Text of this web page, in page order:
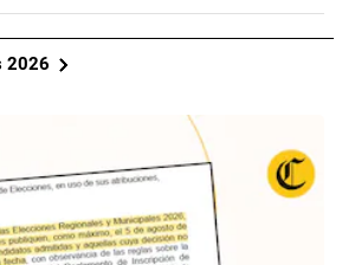
2026